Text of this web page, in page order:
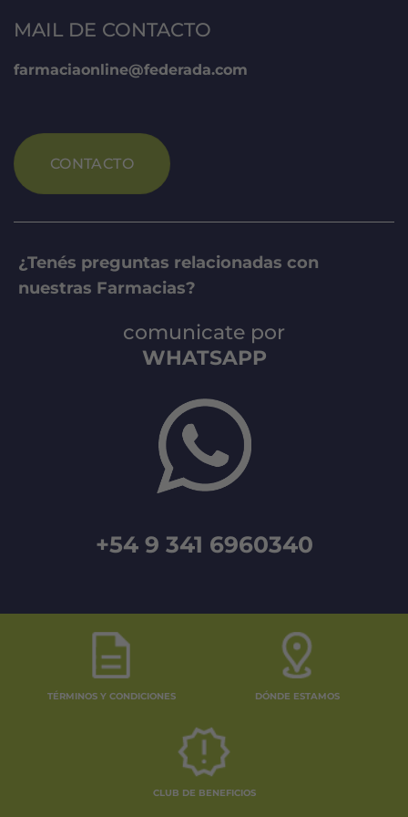
MAIL DE CONTACTO
farmaciaonline@federada.com
CONTACTO
¿Tenés preguntas relacionadas con
nuestras Farmacias?
comunicate por
WHATSAPP
+54 9 341 6960340
TÉRMINOS Y CONDICIONES DÓNDE ESTAMOS
CLUB DE BENEFICIOS